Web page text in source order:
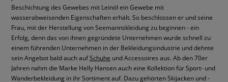
Beschichtung des Gewebes mit Leinöl ein Gewebe mit
wasserabweisenden Eigenschaften erhält. So beschlossen er und seine
Frau, mit der Herstellung von Seemannskleidung zu beginnen - ein
Erfolg, denn das von ihnen gegründete Unternehmen wurde schnell zu
einem führenden Unternehmen in der Bekleidungsindustrie und dehnte
sein Angebot bald auch aufSchuhe und Accessoires aus. Ab den 70er
Jahren nahm die Marke Helly Hansen auch eine Kollektion für Sport- und
Wanderbekleidung in ihr Sortiment auf. Dazu gehörten Skijacken und -